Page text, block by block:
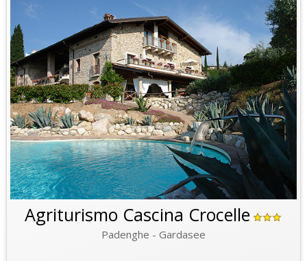
Agriturismo Cascina Crocelle
Padenghe - Gardasee